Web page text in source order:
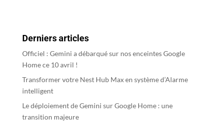
n
a
t
v
e
:
Derniers articles
Officiel : Gemini a débarqué sur nos enceintes Google
Home ce 10 avril !
Transformer votre Nest Hub Max en système d’Alarme
intelligent
Le déploiement de Gemini sur Google Home : une
transition majeure